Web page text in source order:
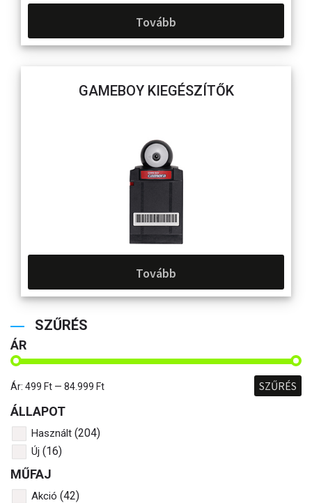
Tovább
GAMEBOY KIEGÉSZÍTŐK
Tovább
SZŰRÉS
ÁR
SZŰRÉS
Ár: 499 Ft — 84.999 Ft
ÁLLAPOT
Használt (204)
Új (16)
MŰFAJ
Akció (42)